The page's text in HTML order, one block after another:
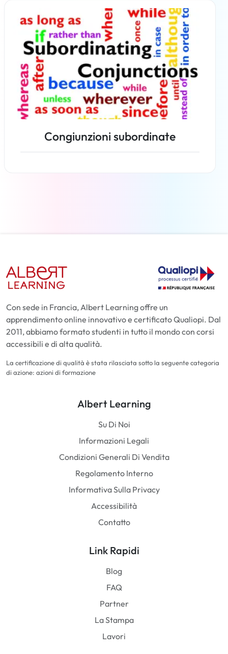
Per saperne di più
Congiunzioni subordinate
Con sede in Francia, Albert Learning offre un
apprendimento online innovativo e certificato Qualiopi. Dal
2011, abbiamo formato studenti in tutto il mondo con corsi
accessibili e di alta qualità.
La certificazione di qualità è stata rilasciata sotto la seguente categoria
di azione: azioni di formazione
Albert Learning
Su Di Noi
Informazioni Legali
Condizioni Generali Di Vendita
Regolamento Interno
Informativa Sulla Privacy
Accessibilità
Contatto
Link Rapidi
Blog
FAQ
Partner
La Stampa
Lavori